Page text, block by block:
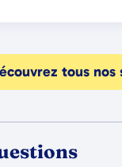
tous nos